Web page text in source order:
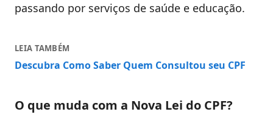
passando por serviços de saúde e educação.
LEIA TAMBÉM
Descubra Como Saber Quem Consultou seu CPF
O que muda com a Nova Lei do CPF?